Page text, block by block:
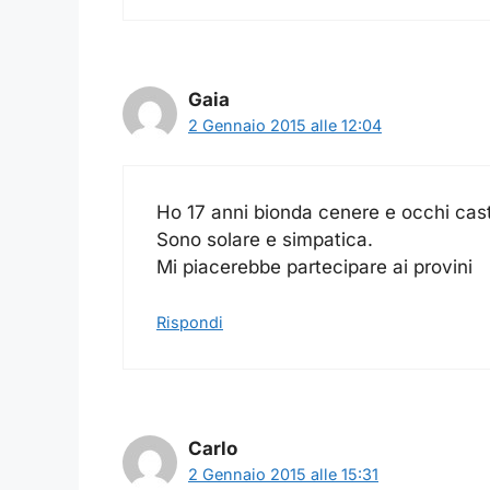
Gaia
2 Gennaio 2015 alle 12:04
Ho 17 anni bionda cenere e occhi
Sono solare e simpatica.
Mi piacerebbe partecipare ai provini
Rispondi
Carlo
2 Gennaio 2015 alle 15:31